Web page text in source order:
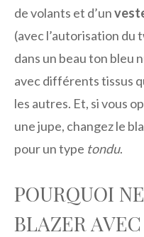
de volants et d’un
(avec l’autorisation du
dans un beau ton bleu
avec différents tissus
les autres. Et, si vous
une jupe, changez le
pour un type tondu.
POURQUOI
BLAZER